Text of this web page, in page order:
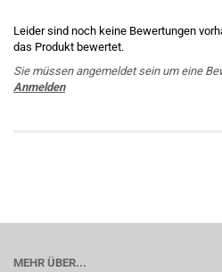
Leider sind noch keine Bewertungen
das Produkt bewertet.
Sie müssen angemeldet sein um eine
Anmelden
MEHR ÜBER...